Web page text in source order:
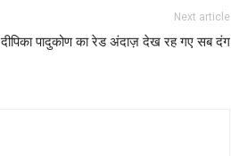
Next article
दीपिका पादुकोण का रेड अंदाज़ देख रह गए सब दंग